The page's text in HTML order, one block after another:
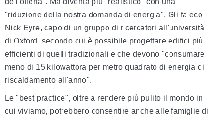
dell'offerta". Ma diventa più "realistico" con una
"riduzione della nostra domanda di energia". Gli fa eco
Nick Eyre, capo di un gruppo di ricercatori all'università
di Oxford, secondo cui è possibile progettare edifici più
efficienti di quelli tradizionali e che devono "consumare
meno di 15 kilowattora per metro quadrato di energia di
riscaldamento all'anno".
Le "best practice", oltre a rendere più pulito il mondo in
cui viviamo, potrebbero consentire anche alle famiglie di